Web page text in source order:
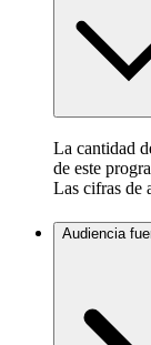
La cantidad
de este
Las cifras de
Audiencia